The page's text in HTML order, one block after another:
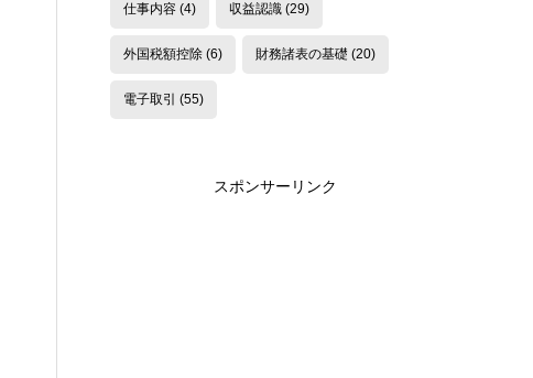
仕事内容(4) 収益認識(29)
外国税額控除(6) 財務諸表の基礎 (20)
電子取引 (55)
スポンサーリンク